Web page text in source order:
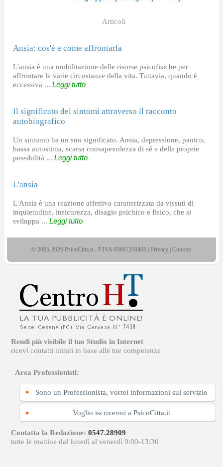
Articoli
Ansia: cos'è e come affrontarla
L'ansia è una mobilitazione delle risorse psicofisiche per
affrontare le varie circostanze della vita. Tuttavia, quando è
eccessiva ... Leggi tutto
Il significato dei sintomi attraverso il racconto
autobiografico
Un sintomo ha un suo significato. Ansia, depressione, panico,
bassa autostima, scarsa consapevolezza di sé e delle proprie
possibilità ... Leggi tutto
L'ansia
L'Ansia è una reazione affettiva caratterizzata da vissuti di
inquietudine, insicurezza, disagio psichico e fisico, che si
sviluppa ... Leggi tutto
© 2005-2026 PsicoCitta.it - P.IVA 03661210405 | Privacy Cookies
Rendi più visibile il tuo Studio in Internet
ricevi contatti mirati in base alle tue competenze
Area Professionisti:
Sono un Professionista, vorrei informazioni sul servizio
Voglio iscrivermi a PsicoCitta.it
Contatta la Redazione:0547.28909
tutte le mattine dal lunedì al venerdì 9:00-13:30